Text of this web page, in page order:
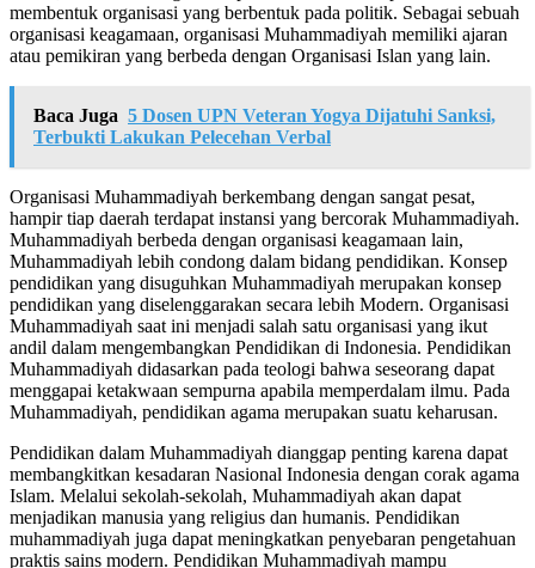
membentuk organisasi yang berbentuk pada politik. Sebagai sebuah
organisasi keagamaan, organisasi Muhammadiyah memiliki ajaran
atau pemikiran yang berbeda dengan Organisasi Islan yang lain.
Baca Juga 5 Dosen UPN Veteran Yogya Dijatuhi Sanksi,
Terbukti Lakukan Pelecehan Verbal
Organisasi Muhammadiyah berkembang dengan sangat pesat,
hampir tiap daerah terdapat instansi yang bercorak Muhammadiyah.
Muhammadiyah berbeda dengan organisasi keagamaan lain,
Muhammadiyah lebih condong dalam bidang pendidikan. Konsep
pendidikan yang disuguhkan Muhammadiyah merupakan konsep
pendidikan yang diselenggarakan secara lebih Modern. Organisasi
Muhammadiyah saat ini menjadi salah satu organisasi yang ikut
andil dalam mengembangkan Pendidikan di Indonesia. Pendidikan
Muhammadiyah didasarkan pada teologi bahwa seseorang dapat
menggapai ketakwaan sempurna apabila memperdalam ilmu. Pada
Muhammadiyah, pendidikan agama merupakan suatu keharusan.
Pendidikan dalam Muhammadiyah dianggap penting karena dapat
membangkitkan kesadaran Nasional Indonesia dengan corak agama
Islam. Melalui sekolah-sekolah, Muhammadiyah akan dapat
menjadikan manusia yang religius dan humanis. Pendidikan
muhammadiyah juga dapat meningkatkan penyebaran pengetahuan
praktis sains modern. Pendidikan Muhammadiyah mampu